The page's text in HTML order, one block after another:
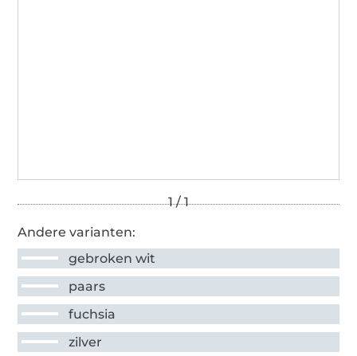
Andere varianten:
gebroken wit
paars
fuchsia
zilver